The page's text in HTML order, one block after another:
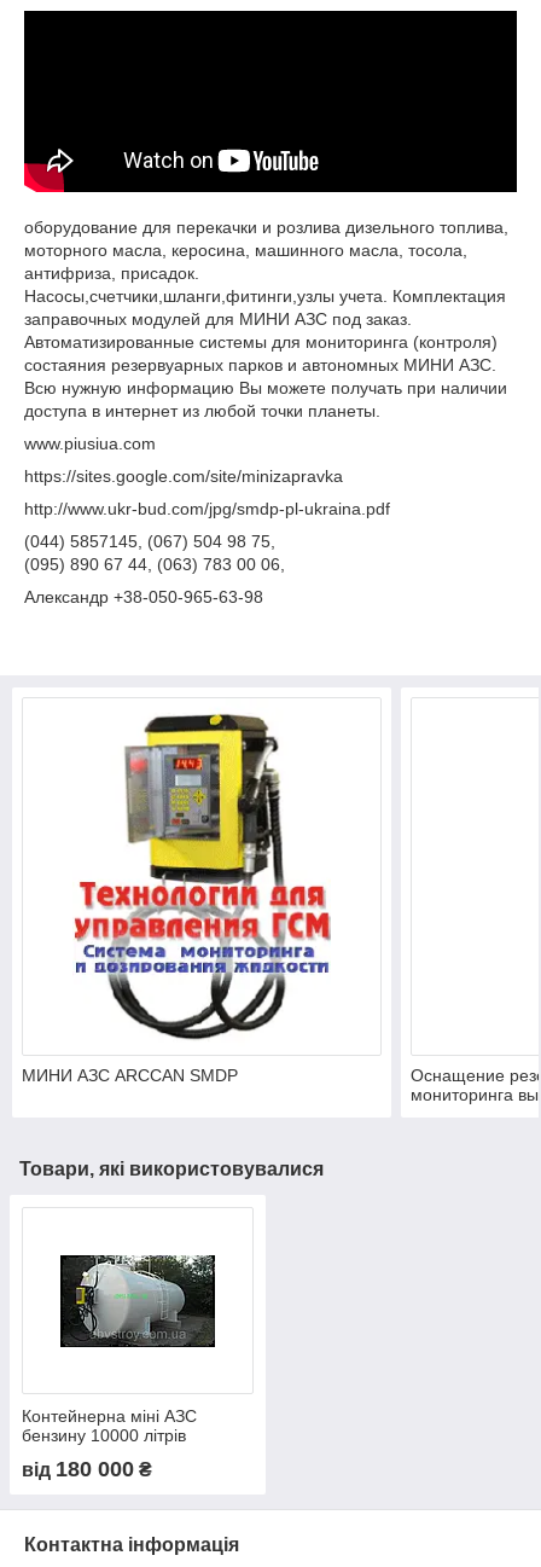
оборудование для перекачки и розлива дизельного топлива,
моторного масла, керосина, машинного масла, тосола,
антифриза, присадок.
Насосы,счетчики,шланги,фитинги,узлы учета. Комплектация
заправочных модулей для МИНИ АЗС под заказ.
Автоматизированные системы для мониторинга (контроля)
состаяния резервуарных парков и автономных МИНИ АЗС.
Всю нужную информацию Вы можете получать при наличии
доступа в интернет из любой точки планеты.
www.piusiua.com
https://sites.google.com/site/minizapravka
http://www.ukr-bud.com/jpg/smdp-pl-ukraina.pdf
(044) 5857145, (067) 504 98 75,
(095) 890 67 44, (063) 783 00 06,
Александр +38-050-965-63-98
МИНИ АЗС ARCCAN SMDP
Оснащение
мониторинга
Товари, які використовувалися
Контейнерна міні АЗС
бензину 10000 літрів
від 180 000 ₴
Контактна інформація